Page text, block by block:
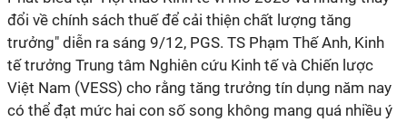
đổi về chính sách thuế để cải thiện chất lượng tăng
trưởng" diễn ra sáng 9/12, PGS. TS Phạm Thế Anh, Kinh
tế trưởng Trung tâm Nghiên cứu Kinh tế và Chiến lược
Việt Nam (VESS) cho rằng tăng trưởng tín dụng năm nay
có thể đạt mức hai con số song không mang quá nhiều ý